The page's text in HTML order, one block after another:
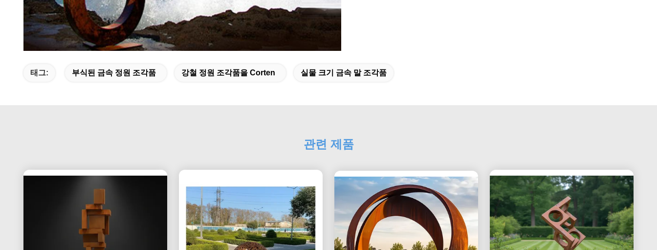
태그: 부식된 금속 정원 조각품 강철 정원 조각품을 Corten 실물 크기 금속 말 조각품
관련 제품